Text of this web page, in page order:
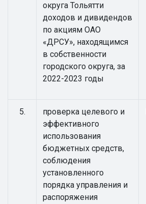
округа Тольятти
доходов и дивидендов
по акциям ОАО
«ДРСУ», находящимся
в собственности
городского округа, за
2022-2023 годы
5.
проверка целевого и
эффективного
использования
бюджетных средств,
соблюдения
установленного
порядка управления и
распоряжения